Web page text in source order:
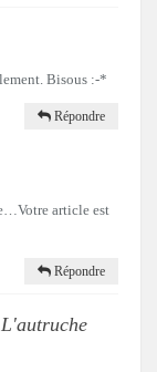
Bisous :-*
Répondre
article est
Répondre